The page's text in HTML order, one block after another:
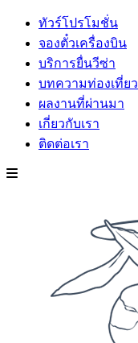
ทัวร์โปรโมชั่น
จองตั๋วเครื่องบิน
บริการยื่นวีซ่า
บทความท่องเที่ยว
ผลงานที่ผ่านมา
เกี่ยวกับเรา
ติดต่อเรา